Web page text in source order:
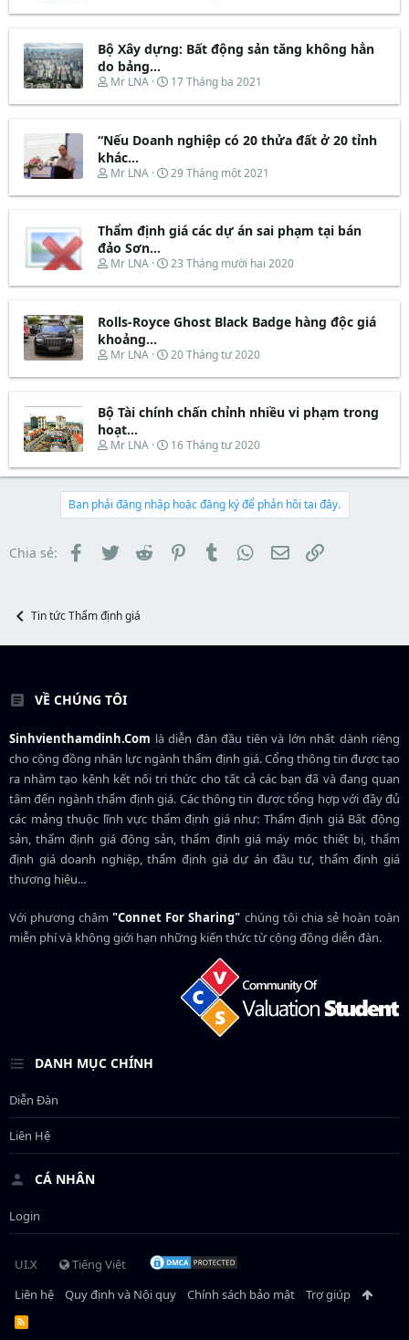
r
a
d
s
a
t
r
à
b
t
ầ
Bộ Xây dựng: Bất động sản tăng không hẳn
do bảng...
T
r
a
d
s
a
t
e
r
Mr LNA
N
à
b
t
ầ
17 Tháng ba 2021
“Nếu Doanh nghiệp có 20 thửa đất ở 20 tỉnh
khác...
T
r
a
d
s
a
t
r
Mr LNA
N
à
b
t
ầ
29 Tháng một 2021
Thẩm định giá các dự án sai phạm tại bán
đảo Sơn...
T
r
a
d
s
a
t
e
r
Mr LNA
N
à
b
t
ầ
23 Tháng mười hai 2020
Rolls-Royce Ghost Black Badge hàng độc giá
khoảng...
T
r
a
d
s
a
t
e
Mr LNA
N
à
b
t
ầ
20 Tháng tư 2020
Bộ Tài chính chấn chỉnh nhiều vi phạm trong
hoạt...
T
r
a
d
t
a
r
Mr LNA
N
à
b
ắ
đ
ầ
16 Tháng tư 2020
Bạn phải đăng nhập hoặc đăng ký để phản hồi tại đây.
Chia sẻ: Facebook
TwitterReddit PinterestTumblr WhatsApp
EmailLink
Tin tức Thẩm định giá
VỀ CHÚNG TÔI
Sinhvienthamdinh.Com là diễn đàn đầu tiên và lớn nhất dành riêng
cho cộng đồng nhân lực ngànhthẩm định giá. Cổng thông tin được tạo
ra nhằm tạo kênh kết nối tri thức cho tất cả các bạn đã và đang quan
tâm đến ngành thẩm định giá. Các thông tin được tổng hợp với đầy đủ
các mảng thuộc lĩnh vực thẩm định giá như: Thẩm định giá Bất động
sản, thẩm định giá động sản, thẩm định giá máy móc thiết bị, thẩm
định giá doanh nghiệp, thẩm định giá dự án đầu tư, thẩm định giá
thương hiệu...
Với phương châm"Connet For Sharing" chúng tôi chia sẻ hoàn toàn
miễn phí và không giới hạn những kiến thức từ cộng đồng diễn đàn.
DANH MỤC CHÍNH
Diễn Đàn
Liên Hệ
CÁ NHÂN
Login
UI.X
Tiếng Việt
Liên hệ
Quy định và Nội quy Chính sách bảo mật Trợ giúp
R